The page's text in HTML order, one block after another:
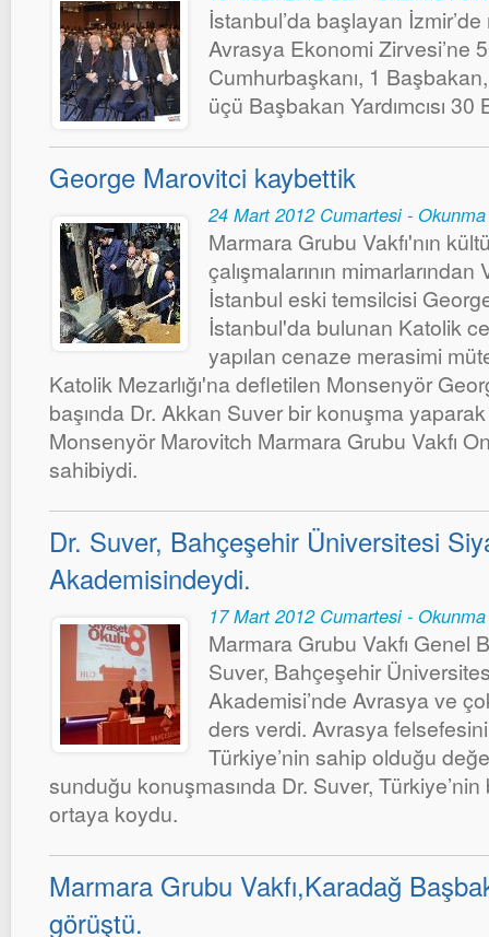
İstanbul’da başlayan
Avrasya Ekonomi Zirvesi’ne
Cumhurbaşkanı, 1
üçü Başbakan Yardımcısı 30
George Marovitci kaybettik
24 Mart 2012 Cumartesi -
Marmara Grubu Vakfı'nın
çalışmalarının
İstanbul eski temsilcisi
İstanbul'da bulunan Katolik
yapılan cenaze merasimi
Katolik Mezarlığı'na defletilen Monsenyör
başında Dr. Akkan Suver bir konuşma yaparak
Monsenyör Marovitch Marmara Grubu Vakfı
sahibiydi.
Dr. Suver, Bahçeşehir Üniversitesi
Akademisindeydi.
17 Mart 2012 Cumartesi -
Marmara Grubu Vakfı Genel
Suver, Bahçeşehir
Akademisi’nde Avrasya ve
ders verdi. Avrasya
Türkiye’nin sahip olduğu
sunduğu konuşmasında Dr. Suver, Türkiye’nin
ortaya koydu.
Marmara Grubu Vakfı,Karadağ
görüştü.